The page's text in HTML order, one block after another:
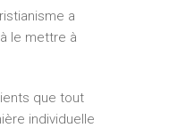
a
le mettre à
que tout
individuelle